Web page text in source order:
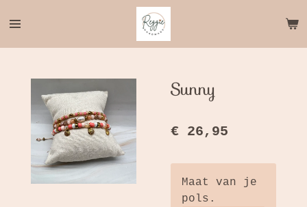
direct
naar
hoofdinhoud
Sunny
€ 26,95
Maat van je
pols.